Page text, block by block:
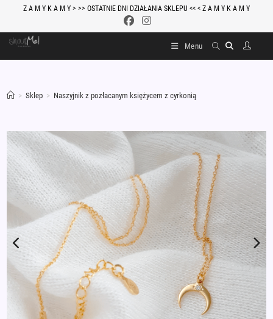
content
Z A M Y K A M Y > >> OSTATNIE DNI DZIAŁANIA SKLEPU << < Z A M Y K A M Y
Menu
> Sklep > Naszyjnik z pozłacanym księżycem z cyrkonią